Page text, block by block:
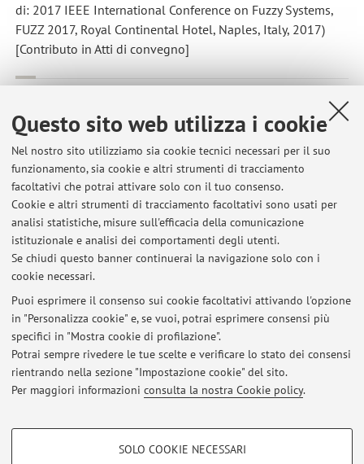
Questo sito web utilizza i cookie
Nel nostro sito utilizziamo sia cookie tecnici necessari per il suo
funzionamento, sia cookie e altri strumenti di tracciamento
facoltativi che potrai attivare solo con il tuo consenso.
Cookie e altri strumenti di tracciamento facoltativi sono usati per
analisi statistiche, misure sull'efficacia della comunicazione
istituzionale e analisi dei comportamenti degli utenti.
Se chiudi questo banner continuerai la navigazione solo con i
cookie necessari.
Puoi esprimere il consenso sui cookie facoltativi attivando l'opzione
in "Personalizza cookie" e, se vuoi, potrai esprimere consensi più
specifici in "Mostra cookie di profilazione".
Potrai sempre rivedere le tue scelte e verificare lo stato dei consensi
rientrando nella sezione "Impostazione cookie" del sito.
Per maggiori informazioni consulta la nostra Cookie policy.
COOKIE DI PROFILAZIONE - FACOLTATIVI
SOLO COOKIE NECESSARI
di: 2017 IEEE International Conference on Fuzzy Systems,
FUZZ 2017, Royal Continental Hotel, Naples, Italy, 2017)
[Contributo in Atti di convegno]
representations of fuzzy intervals
, «INFORMATION
SCIENCES», 2017, 405, pp. 33 - 54 [articolo]
Open Access
1 2 3 4
Pubblicazioni antecedenti il 2004
Ultimi avvisi
Al momento non sono presenti avvisi.